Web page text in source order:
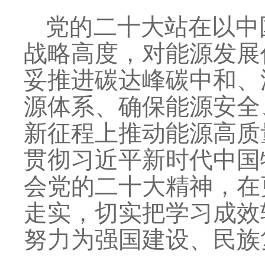
党的二十大站在以
战略高度，对能源发
妥推进碳达峰碳中和
源体系、确保能源安
新征程上推动能源高
贯彻习近平新时代中
会党的二十大精神，
走实，切实把学习成
努力为强国建设、民